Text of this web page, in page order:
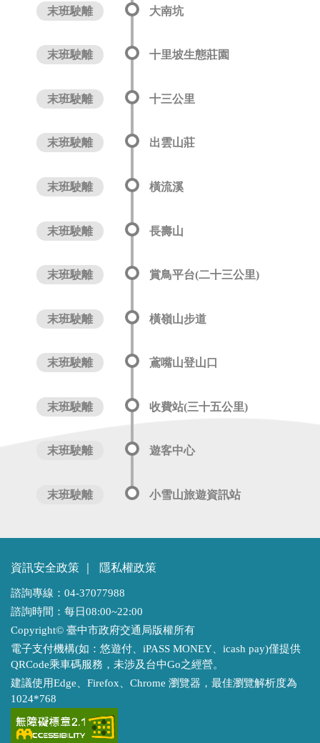
末班駛離 大南坑
末班駛離 十里坡生態莊園
末班駛離 十三公里
末班駛離 出雲山莊
末班駛離 橫流溪
末班駛離 長壽山
末班駛離 賞鳥平台(二十三公里)
末班駛離 橫嶺山步道
末班駛離 鳶嘴山登山口
末班駛離 收費站(三十五公里)
末班駛離 遊客中心
末班駛離 小雪山旅遊資訊站
資訊安全政策 隱私權政策
諮詢專線：04-37077988
諮詢時間：每日08:00~22:00
Copyright© 臺中市政府交通局版權所有
電子支付機構(如：悠遊付、iPASS MONEY、icash pay)僅提供
QRCode乘車碼服務，未涉及台中Go之經營。
建議使用Edge、Firefox、Chrome 瀏覽器，最佳瀏覽解析度為
1024*768